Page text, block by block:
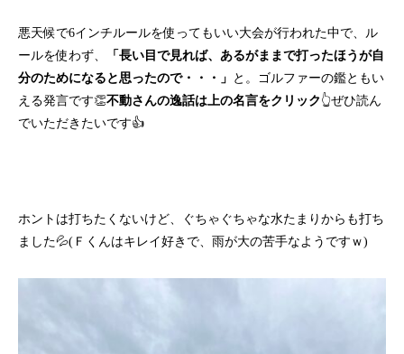
悪天候で6インチルールを使ってもいい大会が行われた中で、ル
ールを使わず、
「長い目で見れば、あるがままで打ったほうが自
分のためになると思ったので・・・」 と。ゴルファーの鑑ともい
える発言です👏不動さんの逸話は上の名言をクリック 👆ぜひ読ん
でいただきたいです👍
ホントは打ちたくないけど、ぐちゃぐちゃな水たまりからも打ち
ました💦(Ｆくんはキレイ好きで、雨が大の苦手なようですｗ)